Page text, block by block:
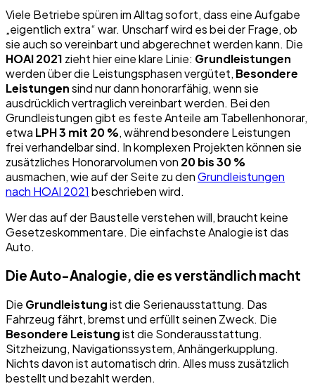
Viele Betriebe spüren im Alltag sofort, dass eine Aufgabe
„eigentlich extra“ war. Unscharf wird es bei der Frage, ob
sie auch so vereinbart und abgerechnet werden kann. Die
HOAI 2021 zieht hier eine klare Linie: Grundleistungen
werden über die Leistungsphasen vergütet, Besondere
Leistungensind nur dann honorarfähig, wenn sie
ausdrücklich vertraglich vereinbart werden. Bei den
Grundleistungen gibt es feste Anteile am Tabellenhonorar,
etwa LPH 3 mit 20 %, während besondere Leistungen
frei verhandelbar sind. In komplexen Projekten können sie
zusätzliches Honorarvolumen von 20 bis 30 %
ausmachen, wie auf der Seite zu denGrundleistungen
nach HOAI 2021 beschrieben wird.
Wer das auf der Baustelle verstehen will, braucht keine
Gesetzeskommentare. Die einfachste Analogie ist das
Auto.
Die Auto-Analogie, die es verständlich macht
Die Grundleistungist die Serienausstattung. Das
Fahrzeug fährt, bremst und erfüllt seinen Zweck. Die
Besondere Leistungist die Sonderausstattung.
Sitzheizung, Navigationssystem, Anhängerkupplung.
Nichts davon ist automatisch drin. Alles muss zusätzlich
bestellt und bezahlt werden.